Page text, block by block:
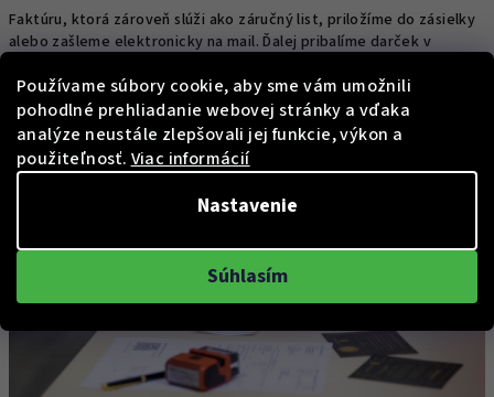
Používame súbory cookie, aby sme vám umožnili
pohodlné prehliadanie webovej stránky a vďaka
analýze neustále zlepšovali jej funkcie, výkon a
použiteľnosť. Viac informácií
Nastavenie
Súhlasím
Faktúru, ktorá zároveň slúži ako záručný list, priložíme do zásielky
alebo zašleme elektronicky na mail. Ďalej pribalíme darček v